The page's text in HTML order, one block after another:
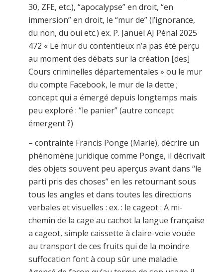
30, ZFE, etc.), “apocalypse” en droit, “en
immersion” en droit, le “mur de” (l’ignorance,
du non, du oui etc.) ex. P. Januel AJ Pénal 2025
472 « Le mur du contentieux n’a pas été perçu
au moment des débats sur la création [des]
Cours criminelles départementales » ou le mur
du compte Facebook, le mur de la dette ;
concept qui a émergé depuis longtemps mais
peu exploré : “le panier” (autre concept
émergent ?)
– contrainte Francis Ponge (Marie), décrire un
phénomène juridique comme Ponge, il décrivait
des objets souvent peu aperçus avant dans “le
parti pris des choses” en les retournant sous
tous les angles et dans toutes les directions
verbales et visuelles : ex. : le cageot : A mi-
chemin de la cage au cachot la langue française
a cageot, simple caissette à claire-voie vouée
au transport de ces fruits qui de la moindre
suffocation font à coup sûr une maladie.